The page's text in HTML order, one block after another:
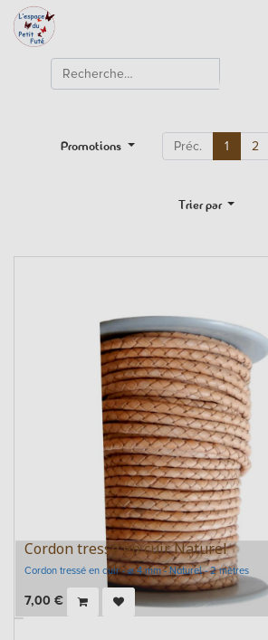
Promotions Préc. 1 2
Trier par
Cordon tressé en cuir Naturel
Cordon tressé en cuir - ⌀ 4 mm - Naturel - 2 mètres
7,00 €